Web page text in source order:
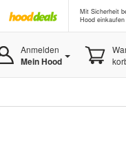
Mit Sicherheit
Hood einkaufen
Anmelden
Mein Hood